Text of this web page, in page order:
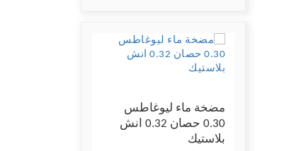
مضخة ماء ليوغاطس
0.30 حصان 0.32 انش
بلاستيك